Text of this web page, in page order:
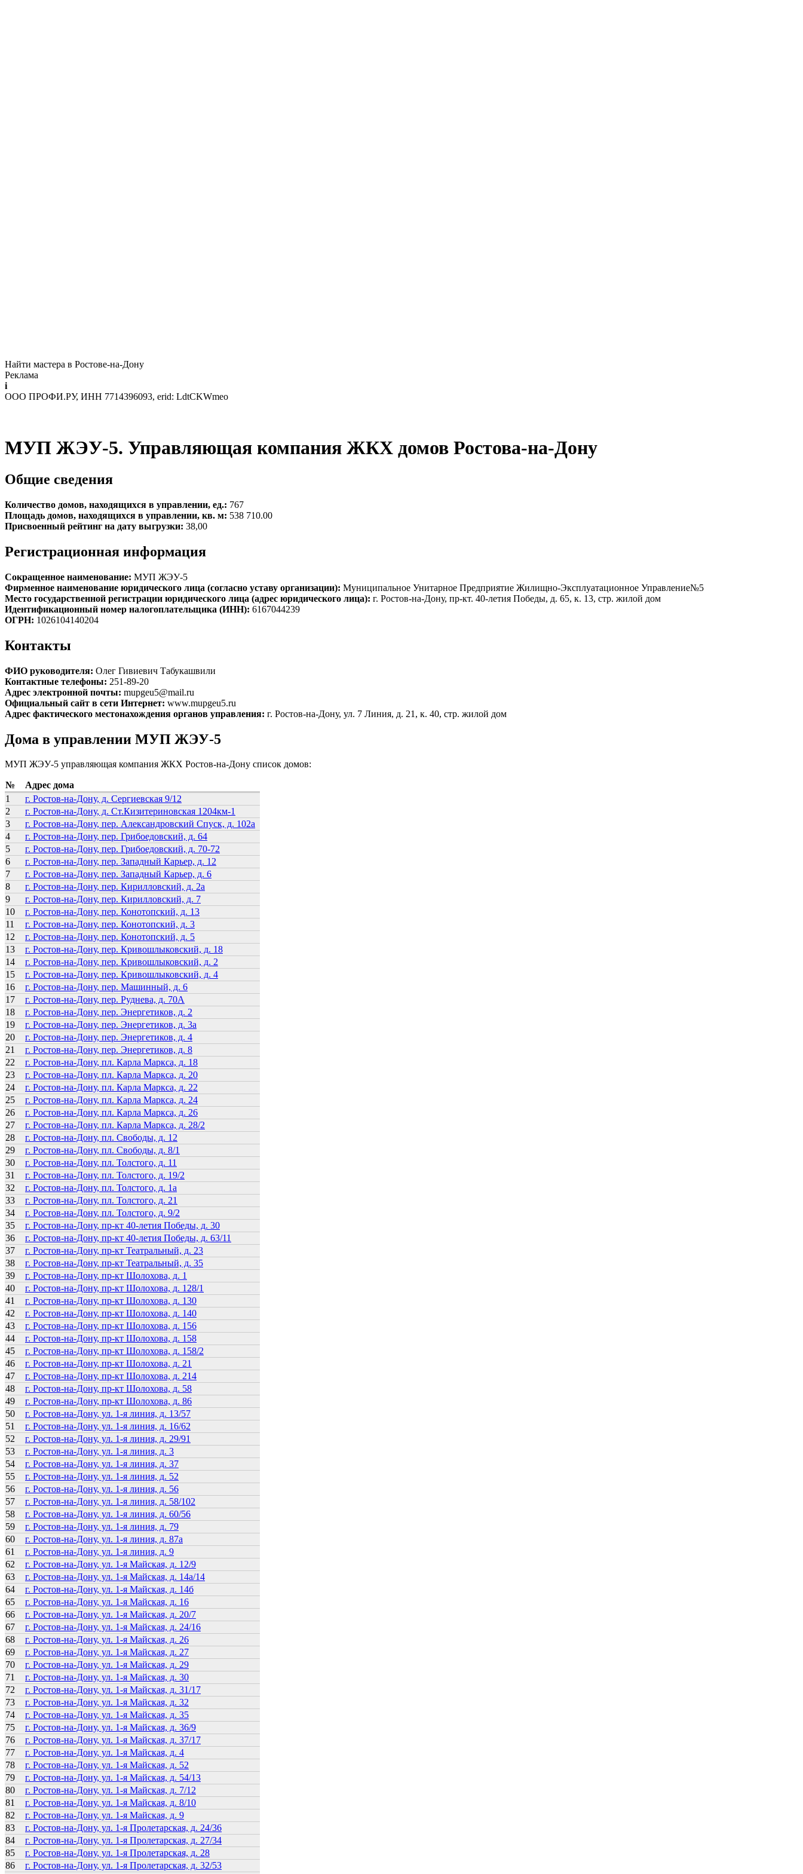
Найти мастера в Ростове-на-Дону
Реклама
i
ООО ПРОФИ.РУ, ИНН 7714396093, erid: LdtCKWmeo
МУП ЖЭУ-5. Управляющая компания ЖКХ домов Ростова-на-Дону
Общие сведения
Количество домов, находящихся в управлении, ед.: 767
Площадь домов, находящихся в управлении, кв. м: 538 710.00
Присвоенный рейтинг на дату выгрузки: 38,00
Регистрационная информация
Сокращенное наименование: МУП ЖЭУ-5
Фирменное наименование юридического лица (согласно уставу организации): Муниципальное Унитарное Предприятие Жилищно-Эксплуатационное Управление№5
Место государственной регистрации юридического лица (адрес юридического лица): г. Ростов-на-Дону, пр-кт. 40-летия Победы, д. 65, к. 13, стр. жилой дом
Идентификационный номер налогоплательщика (ИНН): 6167044239
ОГРН: 1026104140204
Контакты
ФИО руководителя: Олег Гивиевич Табукашвили
Контактные телефоны: 251-89-20
Адрес электронной почты: mupgeu5@mail.ru
Официальный сайт в сети Интернет: www.mupgeu5.ru
Адрес фактического местонахождения органов управления: г. Ростов-на-Дону, ул. 7 Линия, д. 21, к. 40, стр. жилой дом
Дома в управлении МУП ЖЭУ-5
МУП ЖЭУ-5 управляющая компания ЖКХ Ростов-на-Дону список домов:
№
Адрес дома
1
г. Ростов-на-Дону, д. Сергиевская 9/12
2
г. Ростов-на-Дону, д. Ст.Кизитериновская 1204км-1
3
г. Ростов-на-Дону, пер. Александровский Спуск, д. 102а
4
г. Ростов-на-Дону, пер. Грибоедовский, д. 64
5
г. Ростов-на-Дону, пер. Грибоедовский, д. 70-72
6
г. Ростов-на-Дону, пер. Западный Карьер, д. 12
7
г. Ростов-на-Дону, пер. Западный Карьер, д. 6
8
г. Ростов-на-Дону, пер. Кирилловский, д. 2а
9
г. Ростов-на-Дону, пер. Кирилловский, д. 7
10
г. Ростов-на-Дону, пер. Конотопский, д. 13
11
г. Ростов-на-Дону, пер. Конотопский, д. 3
12
г. Ростов-на-Дону, пер. Конотопский, д. 5
13
г. Ростов-на-Дону, пер. Кривошлыковский, д. 18
14
г. Ростов-на-Дону, пер. Кривошлыковский, д. 2
15
г. Ростов-на-Дону, пер. Кривошлыковский, д. 4
16
г. Ростов-на-Дону, пер. Машинный, д. 6
17
г. Ростов-на-Дону, пер. Руднева, д. 70А
18
г. Ростов-на-Дону, пер. Энергетиков, д. 2
19
г. Ростов-на-Дону, пер. Энергетиков, д. 3а
20
г. Ростов-на-Дону, пер. Энергетиков, д. 4
21
г. Ростов-на-Дону, пер. Энергетиков, д. 8
22
г. Ростов-на-Дону, пл. Карла Маркса, д. 18
23
г. Ростов-на-Дону, пл. Карла Маркса, д. 20
24
г. Ростов-на-Дону, пл. Карла Маркса, д. 22
25
г. Ростов-на-Дону, пл. Карла Маркса, д. 24
26
г. Ростов-на-Дону, пл. Карла Маркса, д. 26
27
г. Ростов-на-Дону, пл. Карла Маркса, д. 28/2
28
г. Ростов-на-Дону, пл. Свободы, д. 12
29
г. Ростов-на-Дону, пл. Свободы, д. 8/1
30
г. Ростов-на-Дону, пл. Толстого, д. 11
31
г. Ростов-на-Дону, пл. Толстого, д. 19/2
32
г. Ростов-на-Дону, пл. Толстого, д. 1а
33
г. Ростов-на-Дону, пл. Толстого, д. 21
34
г. Ростов-на-Дону, пл. Толстого, д. 9/2
35
г. Ростов-на-Дону, пр-кт 40-летия Победы, д. 30
36
г. Ростов-на-Дону, пр-кт 40-летия Победы, д. 63/11
37
г. Ростов-на-Дону, пр-кт Театральный, д. 23
38
г. Ростов-на-Дону, пр-кт Театральный, д. 35
39
г. Ростов-на-Дону, пр-кт Шолохова, д. 1
40
г. Ростов-на-Дону, пр-кт Шолохова, д. 128/1
41
г. Ростов-на-Дону, пр-кт Шолохова, д. 130
42
г. Ростов-на-Дону, пр-кт Шолохова, д. 140
43
г. Ростов-на-Дону, пр-кт Шолохова, д. 156
44
г. Ростов-на-Дону, пр-кт Шолохова, д. 158
45
г. Ростов-на-Дону, пр-кт Шолохова, д. 158/2
46
г. Ростов-на-Дону, пр-кт Шолохова, д. 21
47
г. Ростов-на-Дону, пр-кт Шолохова, д. 214
48
г. Ростов-на-Дону, пр-кт Шолохова, д. 58
49
г. Ростов-на-Дону, пр-кт Шолохова, д. 86
50
г. Ростов-на-Дону, ул. 1-я линия, д. 13/57
51
г. Ростов-на-Дону, ул. 1-я линия, д. 16/62
52
г. Ростов-на-Дону, ул. 1-я линия, д. 29/91
53
г. Ростов-на-Дону, ул. 1-я линия, д. 3
54
г. Ростов-на-Дону, ул. 1-я линия, д. 37
55
г. Ростов-на-Дону, ул. 1-я линия, д. 52
56
г. Ростов-на-Дону, ул. 1-я линия, д. 56
57
г. Ростов-на-Дону, ул. 1-я линия, д. 58/102
58
г. Ростов-на-Дону, ул. 1-я линия, д. 60/56
59
г. Ростов-на-Дону, ул. 1-я линия, д. 79
60
г. Ростов-на-Дону, ул. 1-я линия, д. 87а
61
г. Ростов-на-Дону, ул. 1-я линия, д. 9
62
г. Ростов-на-Дону, ул. 1-я Майская, д. 12/9
63
г. Ростов-на-Дону, ул. 1-я Майская, д. 14а/14
64
г. Ростов-на-Дону, ул. 1-я Майская, д. 14б
65
г. Ростов-на-Дону, ул. 1-я Майская, д. 16
66
г. Ростов-на-Дону, ул. 1-я Майская, д. 20/7
67
г. Ростов-на-Дону, ул. 1-я Майская, д. 24/16
68
г. Ростов-на-Дону, ул. 1-я Майская, д. 26
69
г. Ростов-на-Дону, ул. 1-я Майская, д. 27
70
г. Ростов-на-Дону, ул. 1-я Майская, д. 29
71
г. Ростов-на-Дону, ул. 1-я Майская, д. 30
72
г. Ростов-на-Дону, ул. 1-я Майская, д. 31/17
73
г. Ростов-на-Дону, ул. 1-я Майская, д. 32
74
г. Ростов-на-Дону, ул. 1-я Майская, д. 35
75
г. Ростов-на-Дону, ул. 1-я Майская, д. 36/9
76
г. Ростов-на-Дону, ул. 1-я Майская, д. 37/17
77
г. Ростов-на-Дону, ул. 1-я Майская, д. 4
78
г. Ростов-на-Дону, ул. 1-я Майская, д. 52
79
г. Ростов-на-Дону, ул. 1-я Майская, д. 54/13
80
г. Ростов-на-Дону, ул. 1-я Майская, д. 7/12
81
г. Ростов-на-Дону, ул. 1-я Майская, д. 8/10
82
г. Ростов-на-Дону, ул. 1-я Майская, д. 9
83
г. Ростов-на-Дону, ул. 1-я Пролетарская, д. 24/36
84
г. Ростов-на-Дону, ул. 1-я Пролетарская, д. 27/34
85
г. Ростов-на-Дону, ул. 1-я Пролетарская, д. 28
86
г. Ростов-на-Дону, ул. 1-я Пролетарская, д. 32/53